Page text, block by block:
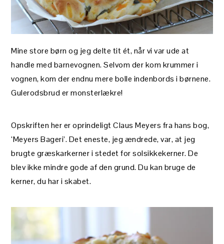
Mine store børn og jeg delte tit ét, når vi var ude at
handle med barnevognen. Selvom der kom krummer i
vognen, kom der endnu mere bolle indenbords i børnene.
Gulerodsbrud er monsterlækre!
Opskriften her er oprindeligt Claus Meyers fra hans bog,
‘Meyers Bageri’. Det eneste, jeg ændrede, var, at jeg
brugte græskarkerner i stedet for solsikkekerner. De
blev ikke mindre gode af den grund. Du kan bruge de
kerner, du har i skabet.